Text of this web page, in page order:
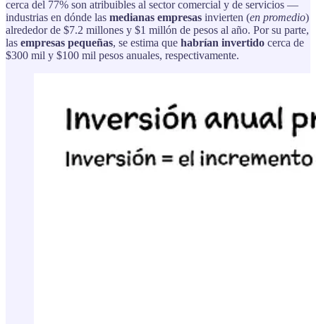
cerca del 77% son atribuibles al sector comercial y de servicios —
industrias en dónde las medianas empresas invierten (en promedio)
alrededor de $7.2 millones y $1 millón de pesos al año. Por su parte,
las empresas pequeñas, se estima que habrían invertido cerca de
$300 mil y $100 mil pesos anuales, respectivamente.